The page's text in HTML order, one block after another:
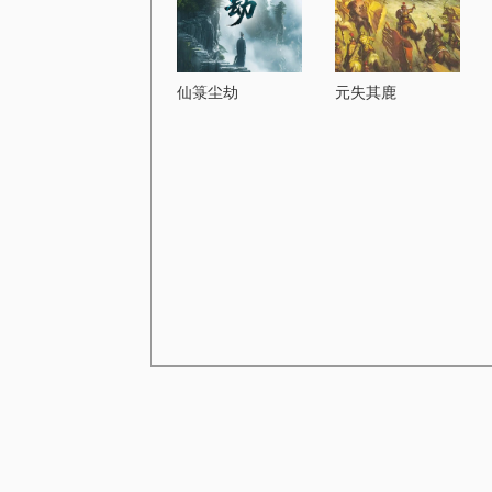
仙箓尘劫 元失其鹿